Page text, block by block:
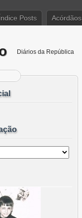
Posts Acórdãos
Diários da República